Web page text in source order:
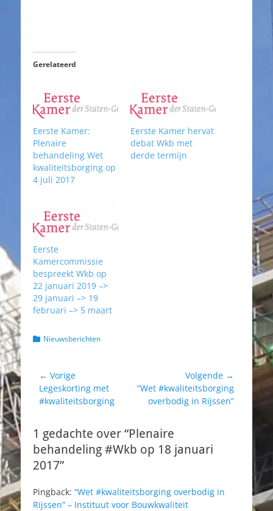
Gerelateerd
Eerste Kamer:
Plenaire
behandeling Wet
kwaliteitsborging op
4 juli 2017
Eerste Kamer hervat
debat Wkb met
derde termijn
Eerste
Kamercommissie
bespreekt Wkb op
22 januari 2019 –>
29 januari –> 19
februari –> 5 maart
Categorieën
Nieuwsberichten
Bericht
navigatie
← Vorige
Vorig
bericht:
Legeskorting met
#kwaliteitsborging
Volgende →
Volgend
bericht:
“Wet #kwaliteitsborging
overbodig in Rijssen”
1 gedachte over “Plenaire
behandeling #Wkb op 18 januari
2017”
Pingback: “Wet #kwaliteitsborging overbodig in
Rijssen” – Instituut voor Bouwkwaliteit